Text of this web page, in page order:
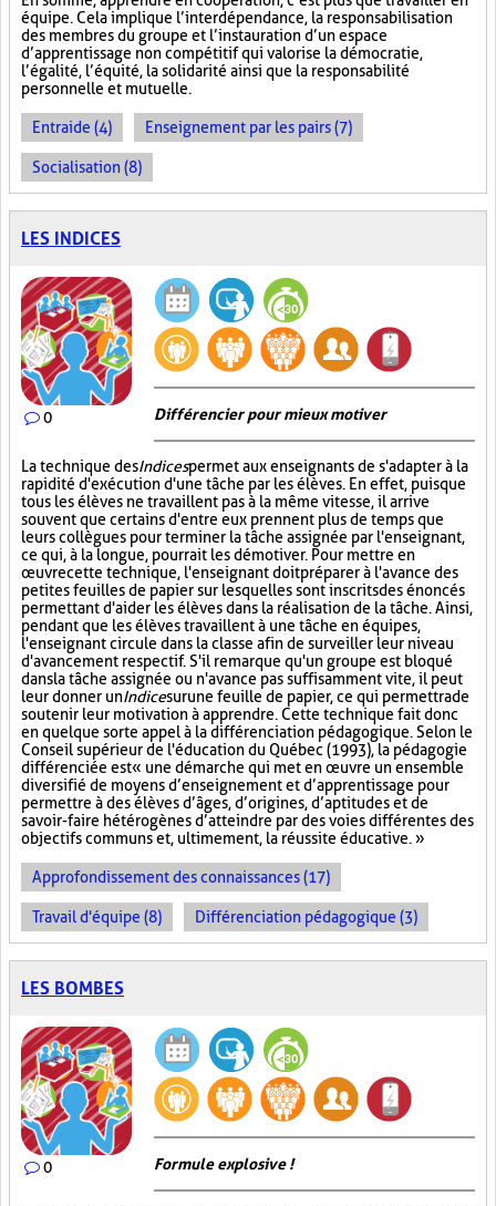
équipe. Cela implique l’interdépendance, la responsabilisation
des membres du groupe et l’instauration d’un espace
d’apprentissage non compétitif qui valorise la démocratie,
l’égalité, l’équité, la solidarité ainsi que la responsabilité
personnelle et mutuelle.
Entraide (4) Enseignement par les pairs (7)
Socialisation (8)
LES INDICES
0 Différencier pour mieux motiver
La technique desIndicespermet aux enseignants de s'adapter à la
rapidité d'exécution d'une tâche par les élèves. En effet, puisque
tous les élèves ne travaillent pas à la même vitesse, il arrive
souvent que certains d'entre eux prennent plus de temps que
leurs collègues pour terminer la tâche assignée par l'enseignant,
ce qui, à la longue, pourrait les démotiver. Pour mettre en
œuvre cette technique, l'enseignant doit préparer à l'avance des
petites feuilles de papier sur lesquelles sont inscrits des énoncés
permettant d'aider les élèves dans la réalisation de la tâche. Ainsi,
pendant que les élèves travaillent à une tâche en équipes,
l'enseignant circule dans la classe afin de surveiller leur niveau
d'avancement respectif. S'il remarque qu'un groupe est bloqué
dans la tâche assignée ou n'avance pas suffisamment vite, il peut
leur donner unIndicesurune feuille de papier, ce qui permettra de
soutenir leur motivation à apprendre. Cette technique fait donc
en quelque sorte appel à la différenciation pédagogique. Selon le
Conseil supérieur de l'éducation du Québec (1993), la pédagogie
différenciée est « une démarche qui met en œuvre un ensemble
diversifié de moyens d’enseignement et d’apprentissage pour
permettre à des élèves d’âges, d’origines, d’aptitudes et de
savoir-faire hétérogènes d’atteindre par des voies différentes des
objectifs communs et, ultimement, la réussite éducative. »
Approfondissement des connaissances (17)
Travail d'équipe (8) Différenciation pédagogique (3)
LES BOMBES
0 Formule explosive !